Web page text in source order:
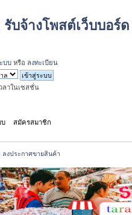
บจ้างโพสต์เว็บบอร์
บบ หรือ ลงทะเบียน
ลาในเซสชั่น
บ สมัครสมาชิก
ลงประกาศขายสินค้า